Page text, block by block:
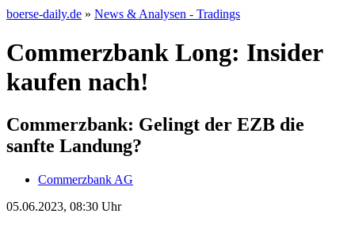
boerse-daily.de » News & Analysen - Tradings
Commerzbank Long: Insider
kaufen nach!
Commerzbank: Gelingt der EZB die
sanfte Landung?
Commerzbank AG
05.06.2023, 08:30 Uhr